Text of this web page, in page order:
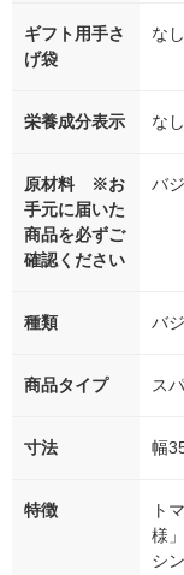
ギフト用手さ
げ袋
なし
栄養成分表示 なし
原材料 ※お
手元に届いた
商品を必ずご
確認ください
バ
種類 バ
商品タイプ ス
寸法 幅
特徴
ト
様
シ